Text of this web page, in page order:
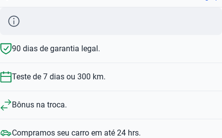
90 dias de garantia legal.
Teste de 7 dias ou 300 km.
Bônus na troca.
Compramos seu carro em até 24 hrs.